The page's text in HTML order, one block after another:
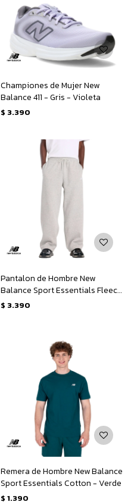
Championes de Mujer New
Balance 411 - Gris - Violeta
$ 3.390
Pantalon de Hombre New
Balance Sport Essentials Fleece
- Gris
$ 3.390
Remera de Hombre New Balance
Sport Essentials Cotton - Verde
$ 1.390